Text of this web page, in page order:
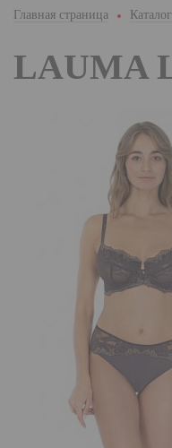
Главная страница Каталог
LAUMA